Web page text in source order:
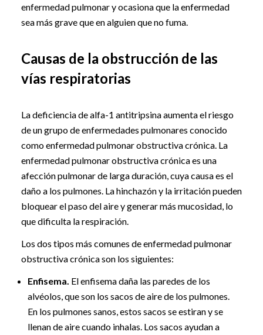
enfermedad pulmonar y ocasiona que la enfermedad
sea más grave que en alguien que no fuma.
Causas de la obstrucción de las
vías respiratorias
La deficiencia de alfa-1 antitripsina aumenta el riesgo
de un grupo de enfermedades pulmonares conocido
como enfermedad pulmonar obstructiva crónica. La
enfermedad pulmonar obstructiva crónica es una
afección pulmonar de larga duración, cuya causa es el
daño a los pulmones. La hinchazón y la irritación pueden
bloquear el paso del aire y generar más mucosidad, lo
que dificulta la respiración.
Los dos tipos más comunes de enfermedad pulmonar
obstructiva crónica son los siguientes:
Enfisema. El enfisema daña las paredes de los
alvéolos, que son los sacos de aire de los pulmones.
En los pulmones sanos, estos sacos se estiran y se
llenan de aire cuando inhalas. Los sacos ayudan a